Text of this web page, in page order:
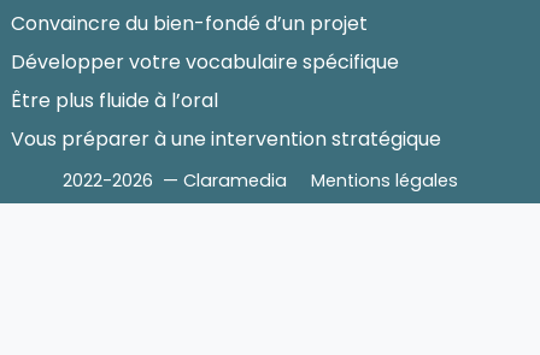
Convaincre du bien-fondé d’un projet
Développer votre vocabulaire spécifique
Être plus fluide à l’oral
Vous préparer à une intervention stratégique
2022-2026 — Claramedia Mentions légales